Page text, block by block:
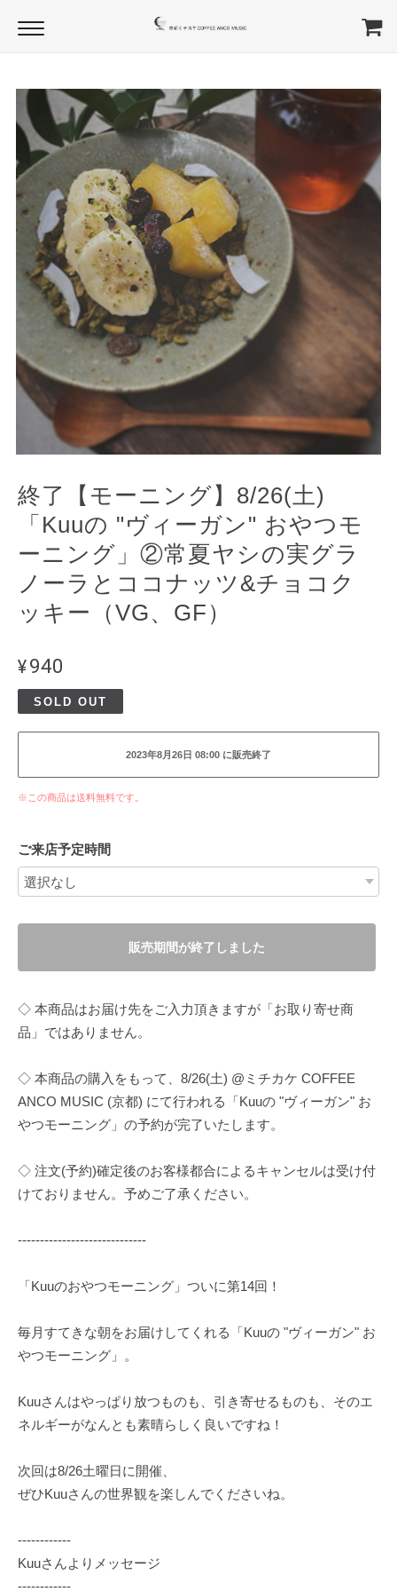
終了【モーニング】8/26(土)
「Kuuの "ヴィーガン" おやつモ
ーニング」②常夏ヤシの実グラ
ノーラとココナッツ&チョコク
ッキー（VG、GF）
¥940
SOLD OUT
2023年8月26日 08:00 に販売終了
※この商品は送料無料です。
ご来店予定時間
販売期間が終了しました
◇ 本商品はお届け先をご入力頂きますが「お取り寄せ商
品」ではありません。
◇ 本商品の購入をもって、8/26(土) @ミチカケ COFFEE
ANCO MUSIC (京都) にて行われる「Kuuの "ヴィーガン" お
やつモーニング」の予約が完了いたします。
◇ 注文(予約)確定後のお客様都合によるキャンセルは受け付
けておりません。予めご了承ください。
-----------------------------
「Kuuのおやつモーニング」ついに第14回！
毎月すてきな朝をお届けしてくれる「Kuuの "ヴィーガン" お
やつモーニング」。
Kuuさんはやっぱり放つものも、引き寄せるものも、そのエ
ネルギーがなんとも素晴らしく良いですね！
次回は8/26土曜日に開催、
ぜひKuuさんの世界観を楽しんでくださいね。
------------
Kuuさんよりメッセージ
------------